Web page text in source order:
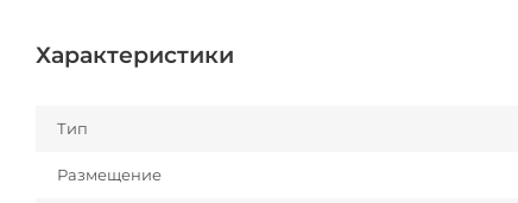
Характеристики
Тип
Размещение